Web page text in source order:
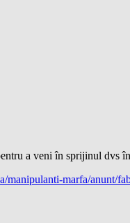
a veni în sprijinul
marfa/